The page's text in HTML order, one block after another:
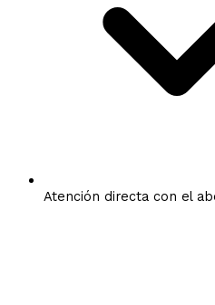
Atención directa con el